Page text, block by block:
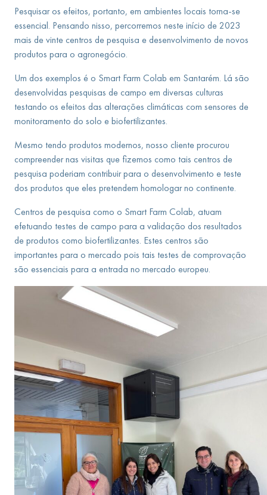
Pesquisar os efeitos, portanto, em ambientes locais torna-se
essencial. Pensando nisso, percorremos neste início de 2023
mais de vinte centros de pesquisa e desenvolvimento de novos
produtos para o agronegócio.
Um dos exemplos é o Smart Farm Colab em Santarém. Lá são
desenvolvidas pesquisas de campo em diversas culturas
testando os efeitos das alterações climáticas com sensores de
monitoramento do solo e biofertilizantes.
Mesmo tendo produtos modernos, nosso cliente procurou
compreender nas visitas que fizemos como tais centros de
pesquisa poderiam contribuir para o desenvolvimento e teste
dos produtos que eles pretendem homologar no continente.
Centros de pesquisa como o Smart Farm Colab, atuam
efetuando testes de campo para a validação dos resultados
de produtos como biofertilizantes. Estes centros são
importantes para o mercado pois tais testes de comprovação
são essenciais para a entrada no mercado europeu.